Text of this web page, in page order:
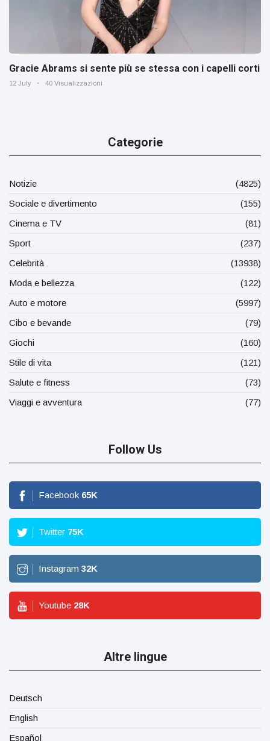
Gracie Abrams si sente più se stessa con i capelli corti
12 July 40 Visualizzazioni
Categorie
Notizie
(4825)
Sociale e divertimento
(155)
Cinema e TV
(81)
Sport
(237)
Celebrità
(13938)
Moda e bellezza
(122)
Auto e motore
(5997)
Cibo e bevande
(79)
Giochi
(160)
Stile di vita
(121)
Salute e fitness
(73)
Viaggi e avventura
(77)
Follow Us
Facebook 65K
Twitter 75K
Instagram 32K
Youtube 28K
Altre lingue
Deutsch
English
Español